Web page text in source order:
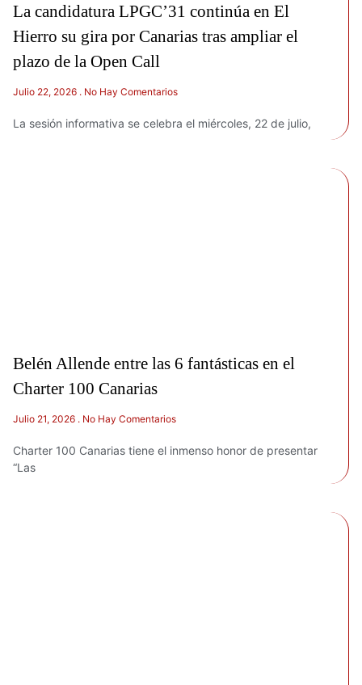
La candidatura LPGC’31 continúa en El
Hierro su gira por Canarias tras ampliar el
plazo de la Open Call
Julio 22, 2026 No Hay Comentarios
La sesión informativa se celebra el miércoles, 22 de julio,
Belén Allende entre las 6 fantásticas en el
Charter 100 Canarias
Julio 21, 2026 No Hay Comentarios
Charter 100 Canarias tiene el inmenso honor de presentar
“Las